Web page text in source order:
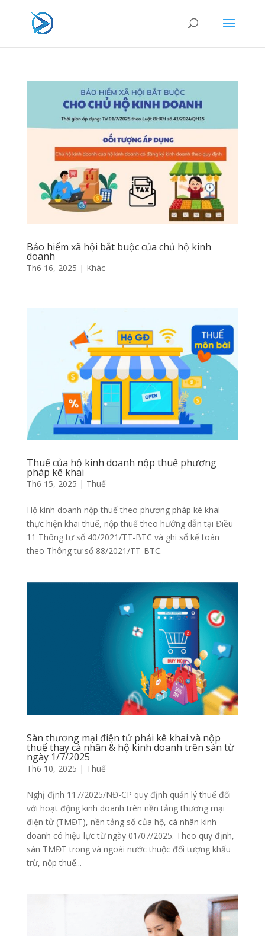
Bảo hiểm xã hội bắt buộc của chủ hộ kinh
doanh
Th6 16, 2025 | Khác
Thuế của hộ kinh doanh nộp thuế phương
pháp kê khai
Th6 15, 2025 | Thuế
Hộ kinh doanh nộp thuế theo phương pháp kê khai
thực hiện khai thuế, nộp thuế theo hướng dẫn tại Điều
11 Thông tư số 40/2021/TT-BTC và ghi sổ kế toán
theo Thông tư số 88/2021/TT-BTC.
Sàn thương mại điện tử phải kê khai và nộp
thuế thay cá nhân & hộ kinh doanh trên sàn từ
ngày 1/7/2025
Th6 10, 2025 | Thuế
Nghị định 117/2025/NĐ-CP quy định quản lý thuế đối
với hoạt động kinh doanh trên nền tảng thương mại
điện tử (TMĐT), nền tảng số của hộ, cá nhân kinh
doanh có hiệu lực từ ngày 01/07/2025. Theo quy định,
sàn TMĐT trong và ngoài nước thuộc đối tượng khấu
trừ, nộp thuế...